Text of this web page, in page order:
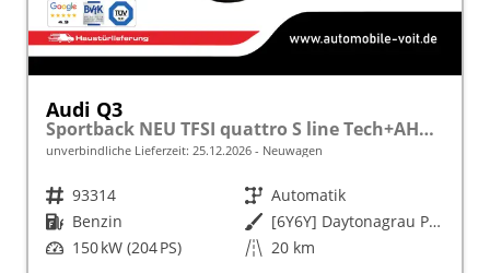
Audi Q3
Sportback NEU TFSI quattro S line Tech+AHK+Alu19+LEDplus+KlimaPlus+ExtSchwarz
unverbindliche Lieferzeit: 25.12.2026 Neuwagen
Fahrzeugnr. 93314 Getriebe Automatik
Kraftstoff Benzin Außenfarbe
[6Y6Y] Daytonagrau Perleffekt
Leistung 150 kW (204 PS) Kilometerstand 20 km